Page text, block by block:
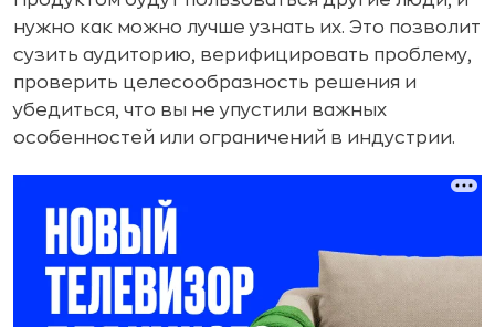
нужно как можно лучше узнать их. Это позволит
сузить аудиторию, верифицировать проблему,
проверить целесообразность решения и
убедиться, что вы не упустили важных
особенностей или ограничений в индустрии.